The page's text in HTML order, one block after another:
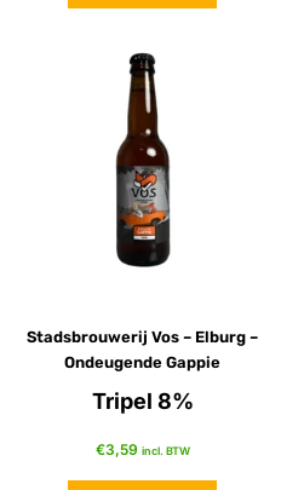
Stadsbrouwerij Vos – Elburg –
Ondeugende Gappie
Tripel 8%
€3,59 incl. BTW